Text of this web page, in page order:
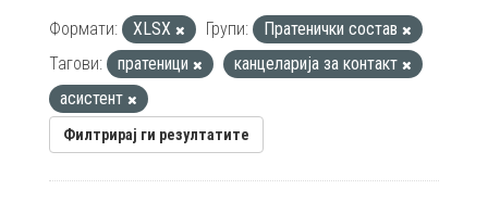
Формати: XLSX Групи:
Пратенички состав
Тагови:
пратеници
канцеларија за контакт
асистент
Филтрирај ги резултатите